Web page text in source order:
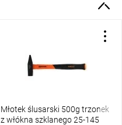
Młotek ślusarski 500g trzonek
z włókna szklanego 25-145